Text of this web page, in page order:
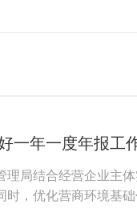
一年一度年报工
局结合经营企业主
，优化营商环境基